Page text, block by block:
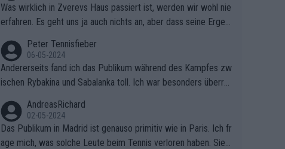
Was wirklich in Zverevs Haus passiert ist, werden wir wohl nie
erfahren. Es geht uns ja auch nichts an, aber dass seine Ergeb
Peter Tennisfieber
06-05-2024
Andererseits fand ich das Publikum während des Kampfes zw
ischen Rybakina und Sabalanka toll. Ich war besonders überras
AndreasRichard
02-05-2024
Das Publikum in Madrid ist genauso primitiv wie in Paris. Ich fr
age mich, was solche Leute beim Tennis verloren haben. Sie s